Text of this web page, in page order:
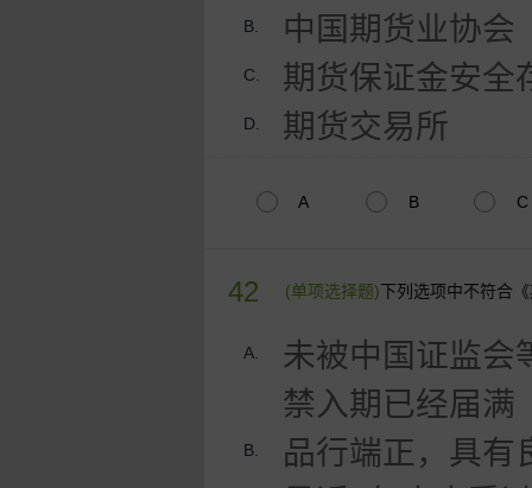
B. 中国期货业协会
C. 期货保证金安全
D. 期货交易所
A B C
42 (单项选择题)下列选项中不符合
A.
未被中国证监会
禁入期已经届满
B. 品行端正，具有